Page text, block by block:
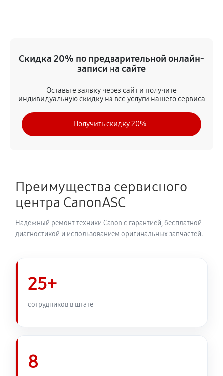
4490 руб 60 минут
4370 руб 60 минут
Замена материнской платы
3800 руб 60 минут
Замена корпуса фотоаппарата Canon EOS 550D
2530 руб 60 минут
Замена дисплея (экрана)
2530 руб
Замена устройства стабилизации
Скидка 20% по предварительной онлайн-
записи на сайте
Оставьте заявку через сайт и получите
индивидуальную скидку на все услуги нашего сервиса
Получить скидку 20%
Преимущества сервисного
центра CanonASC
Надёжный ремонт техники Canon с гарантией, бесплатной
диагностикой и использованием оригинальных запчастей.
25+
сотрудников в штате
8